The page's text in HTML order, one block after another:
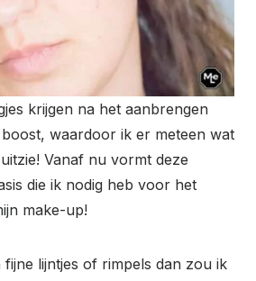
krijgen na het aanbrengen
waardoor ik er meteen wat
Vanaf nu vormt deze
die ik nodig heb voor het
make-up!
fijne lijntjes of rimpels dan zou ik